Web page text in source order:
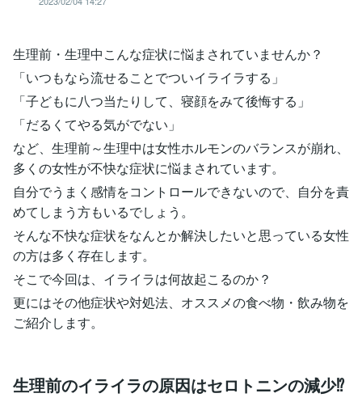
生理前・生理中こんな症状に悩まされていませんか？
「いつもなら流せることでついイライラする」
「子どもに八つ当たりして、寝顔をみて後悔する」
「だるくてやる気がでない」
など、生理前～生理中は女性ホルモンのバランスが崩れ、
多くの女性が不快な症状に悩まされています。
自分でうまく感情をコントロールできないので、自分を責
めてしまう方もいるでしょう。
そんな不快な症状をなんとか解決したいと思っている女性
の方は多く存在します。
そこで今回は、イライラは何故起こるのか？
更にはその他症状や対処法、オススメの食べ物・飲み物を
ご紹介します。
生理前のイライラの原因はセロトニンの減少⁉